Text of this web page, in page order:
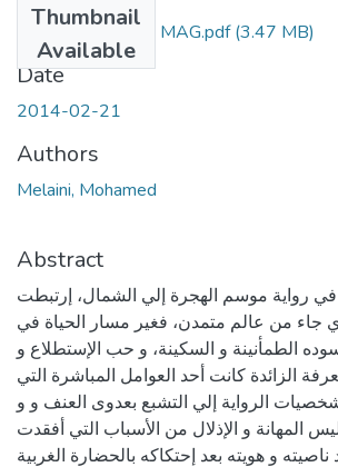
Thumbnail
Available
Melaini-mohamed MAG.pdf(3.47 MB)
Date
2014-02-21
Authors
Melaini, Mohamed
Abstract
رواية موسم الهجرة إلي الشمال، إرتبطت
من عالم متمدن، فغير مسار الحياة في
الطمأنينة و السكينة، و حب الإستطلاع و
الزائدة كانت أحد العوامل المباشرة التي
الرواية إلي التشبع بعدوى العنف و و
ليس المهانة و الإذلال من الأسباب التي أفقدت
و هويته بعد إحتكاكه بالحضارة الغربية